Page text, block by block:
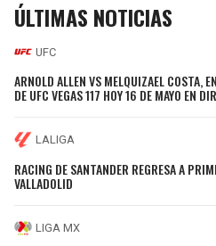
ÚLTIMAS NOTICIAS
UFC
ARNOLD ALLEN VS MELQUIZAEL COSTA,
DE UFC VEGAS 117 HOY 16 DE MAYO EN
LALIGA
RACING DE SANTANDER REGRESA A
VALLADOLID
LIGA MX